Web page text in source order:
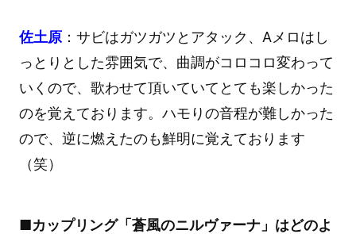
佐土原：サビはガツガツとアタック、Aメロはし
っとりとした雰囲気で、曲調がコロコロ変わって
いくので、歌わせて頂いていてとても楽しかった
のを覚えております。ハモりの音程が難しかった
ので、逆に燃えたのも鮮明に覚えております
（笑）
■カップリング「蒼風のニルヴァーナ」はどのよ